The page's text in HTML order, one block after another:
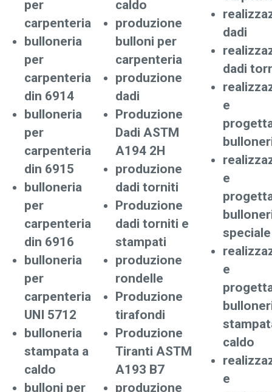
per
carpenteria
bulloneria
per
carpenteria
din 6914
bulloneria
per
carpenteria
din 6915
bulloneria
per
carpenteria
din 6916
bulloneria
per
carpenteria
UNI 5712
bulloneria
stampata a
caldo
bulloni per
caldo
produzione
bulloni per
carpenteria
produzione
dadi
Produzione
Dadi ASTM
A194 2H
produzione
dadi torniti
Produzione
dadi torniti e
stampati
produzione
rondelle
Produzione
tirafondi
Produzione
Tiranti ASTM
A193 B7
produzione
dadi
dadi
e
e
speciale
e
caldo
e